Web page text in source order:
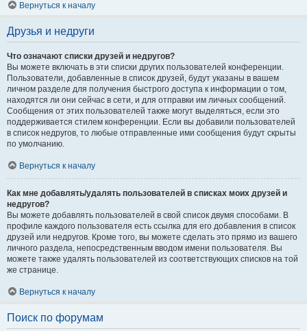
Вернуться к началу
Друзья и недруги
Что означают списки друзей и недругов?
Вы можете включать в эти списки других пользователей конференции.
Пользователи, добавленные в список друзей, будут указаны в вашем
личном разделе для получения быстрого доступа к информации о том,
находятся ли они сейчас в сети, и для отправки им личных сообщений.
Сообщения от этих пользователей также могут выделяться, если это
поддерживается стилем конференции. Если вы добавили пользователей
в список недругов, то любые отправленные ими сообщения будут скрыты
по умолчанию.
Вернуться к началу
Как мне добавлять/удалять пользователей в списках моих друзей и
недругов?
Вы можете добавлять пользователей в свой список двумя способами. В
профиле каждого пользователя есть ссылка для его добавления в список
друзей или недругов. Кроме того, вы можете сделать это прямо из вашего
личного раздела, непосредственным вводом имени пользователя. Вы
можете также удалять пользователей из соответствующих списков на той
же странице.
Вернуться к началу
Поиск по форумам